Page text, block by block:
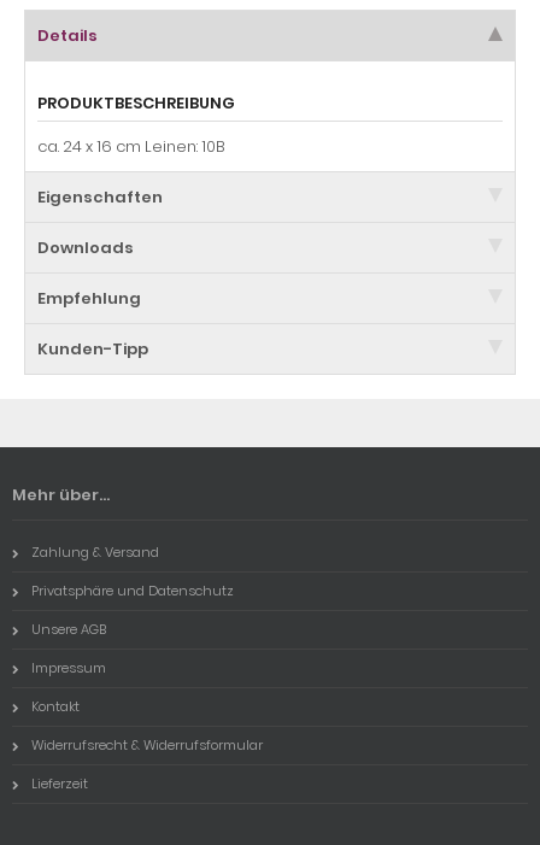
Details
PRODUKTBESCHREIBUNG
ca. 24 x 16 cm Leinen: 10B
Eigenschaften
Downloads
Empfehlung
Kunden-Tipp
Mehr über...
Zahlung & Versand
Privatsphäre und Datenschutz
Unsere AGB
Impressum
Kontakt
Widerrufsrecht & Widerrufsformular
Lieferzeit